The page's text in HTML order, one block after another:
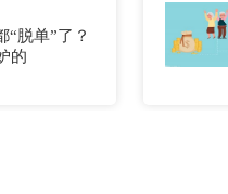
“脱单”了？
的